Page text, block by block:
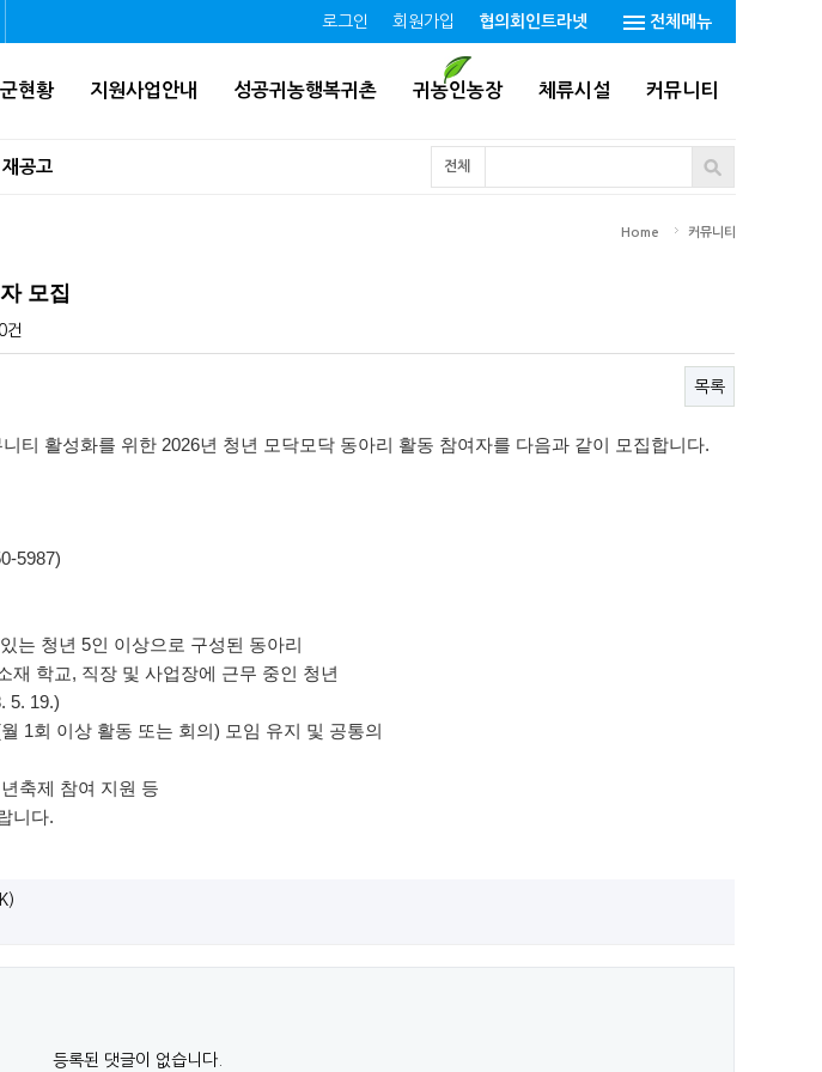
로그인 회원가입 협의회인트라넷 전체메뉴
현황 지원사업안내 성공귀농행복귀촌 귀농인농장 체류시설 커뮤니티
공고
업 공모
승인 고시
립 고시
추가 신청 공고
전체
Home 커뮤니티
모집
0건
목록
티 활성화를 위한 2026년 청년 모닥모닥 동아리 활동 참여자를 다음과 같이 모집합니다.
5987)
는 청년 5인 이상으로 구성된 동아리
학교, 직장 및 사업장에 근무 중인 청년
5. 19.)
1회 이상 활동 또는 회의) 모임 유지 및 공통의
축제 참여 지원 등
니다.
등록된 댓글이 없습니다.